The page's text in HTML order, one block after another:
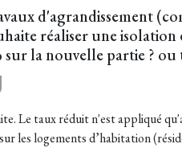
d'agrandissement
réaliser une
la nouvelle partie ? ou
Le taux réduit n'est appliqué
les logements d’habitation